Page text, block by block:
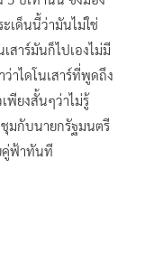
เด็นนี้ว่ามันไม่ใช่
สาร์มันก็ไปเองไม่มี
ว่าไดโนเสาร์ที่พูดถึง
พียงสั้นๆว่าไม่รู้
มกับนายกรัฐมนตรี
คู่ฟ้าทันที